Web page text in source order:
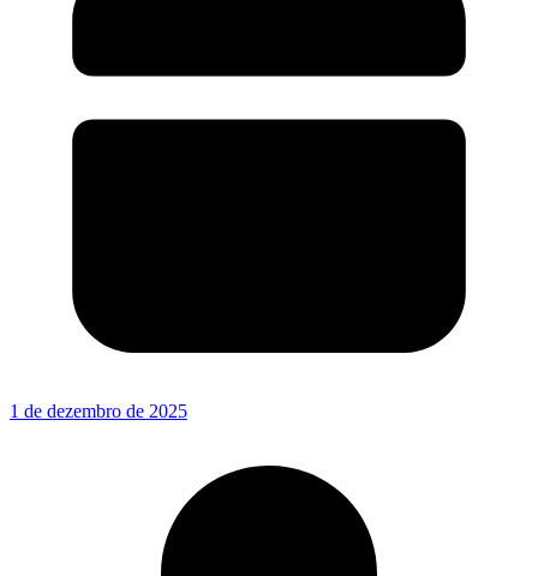
1 de dezembro de 2025